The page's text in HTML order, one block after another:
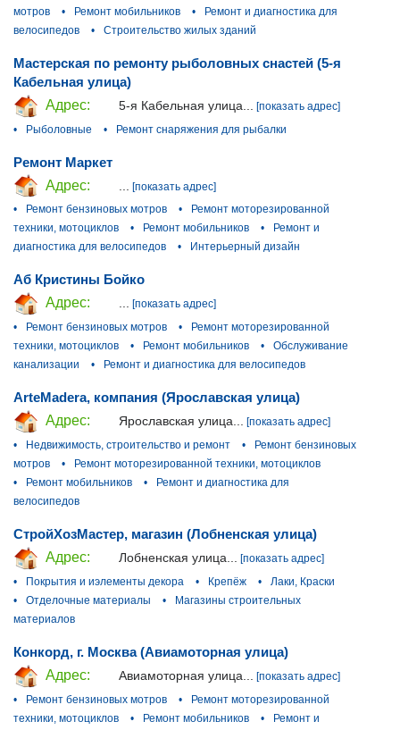
мотров
• Ремонт мобильников •
Ремонт и диагностика для
велосипедов
• Строительство жилых зданий
Мастерская по ремонту рыболовных снастей (5-я
Кабельная улица)
Адрес:
5-я Кабельная улица...
[показать адрес]
•
Рыболовные • Ремонт снаряжения для рыбалки
Ремонт Маркет
Адрес:
[показать адрес]
•
Ремонт бензиновых мотров •
Ремонт моторезированной
техники, мотоциклов
• Ремонт мобильников •
Ремонт и
диагностика для велосипедов
• Интерьерный дизайн
Аб Кристины Бойко
Адрес:
... [показать адрес]
•
Ремонт бензиновых мотров •
Ремонт моторезированной
техники, мотоциклов
• Ремонт мобильников •
Обслуживание
канализации
• Ремонт и диагностика для велосипедов
ArteMadera, компания (Ярославская улица)
Адрес:
Ярославская улица... [показать адрес]
•
Недвижимость, строительство и ремонт •
Ремонт бензиновых
мотров
•
Ремонт моторезированной техники, мотоциклов
•
Ремонт мобильников •
Ремонт и диагностика для
велосипедов
СтройХозМастер, магазин (Лобненская улица)
Адрес:
Лобненская улица...
[показать адрес]
•
Покрытия и иэлементы декора • Крепёж •
Лаки, Краски
•
Отделочные материалы •
Магазины строительных
материалов
Конкорд, г. Москва (Авиамоторная улица)
Адрес:
Авиамоторная улица...
[показать адрес]
•
Ремонт бензиновых мотров •
Ремонт моторезированной
техники, мотоциклов
• Ремонт мобильников •
Ремонт и